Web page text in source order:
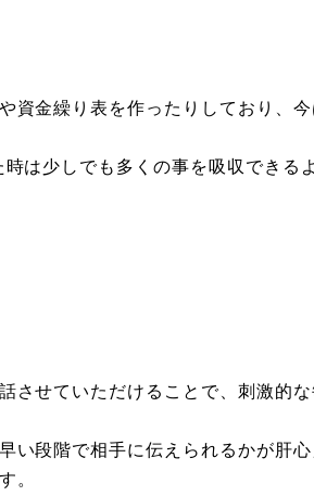
金繰り表を作ったりしており、
は少しでも多くの事を吸収できる
せていただけることで、刺激的
段階で相手に伝えられるかが肝
。